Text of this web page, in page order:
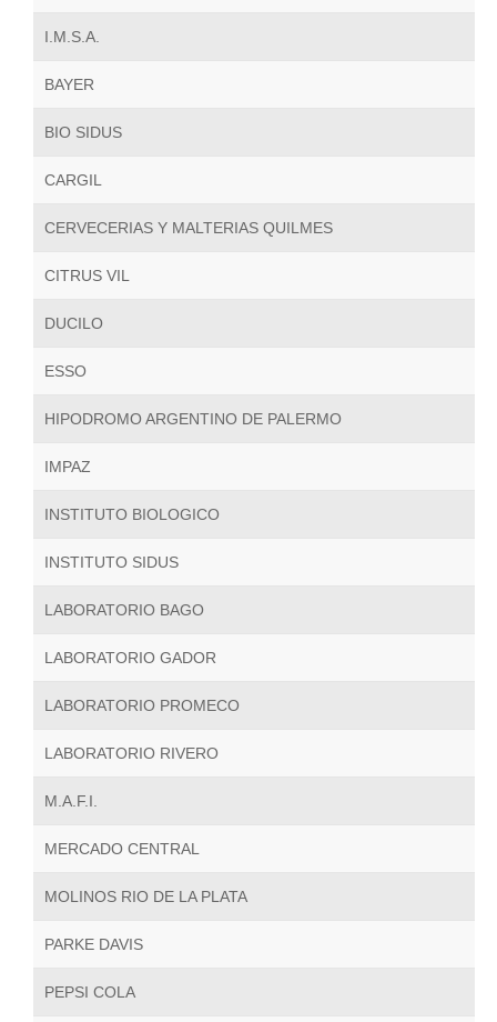
I.M.S.A.
BAYER
BIO SIDUS
CARGIL
CERVECERIAS Y MALTERIAS QUILMES
CITRUS VIL
DUCILO
ESSO
HIPODROMO ARGENTINO DE PALERMO
IMPAZ
INSTITUTO BIOLOGICO
INSTITUTO SIDUS
LABORATORIO BAGO
LABORATORIO GADOR
LABORATORIO PROMECO
LABORATORIO RIVERO
M.A.F.I.
MERCADO CENTRAL
MOLINOS RIO DE LA PLATA
PARKE DAVIS
PEPSI COLA